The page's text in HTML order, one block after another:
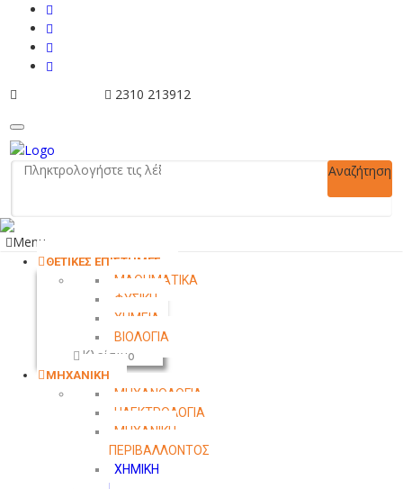
2310 213912
Αναζήτηση
Menu
ΘΕΤΙΚΕΣ ΕΠΙΣΤΗΜΕΣ
ΜΑΘΗΜΑΤΙΚΑ
ΦΥΣΙΚΗ
ΧΗΜΕΙΑ
ΒΙΟΛΟΓΙΑ
Κλείσιμο
ΜΗΧΑΝΙΚΗ
ΜΗΧΑΝΟΛΟΓΙΑ
ΗΛΕΚΤΡΟΛΟΓΙΑ
ΜΗΧΑΝΙΚΗ
ΠΕΡΙΒΑΛΛΟΝΤΟΣ
ΧΗΜΙΚΗ